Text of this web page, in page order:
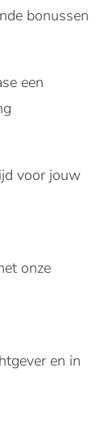
bonussen
een
voor jouw
onze
en in